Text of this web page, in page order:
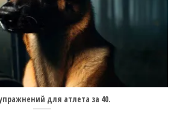
для атлета за 40.